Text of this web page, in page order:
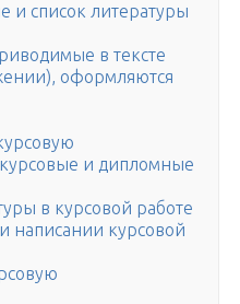
и список литературы
в тексте
оформляются
и дипломные
в курсовой работе
курсовой